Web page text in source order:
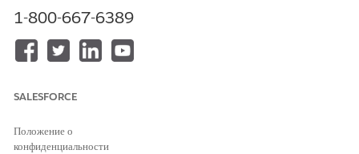
Developerс Education Cloud
ТРЕБУЕМЫЕ ПОЛНОМОЧИЯ ПОЛЬЗОВАТЕЛЯ
календаря:
Структурируя год, термины и сеансы вместе, вы создаете точные,
определенные временные промежутки, которые упрощают бизнес-
1-800-667-6389
SALESFORCE
Положение о
конфиденциальности